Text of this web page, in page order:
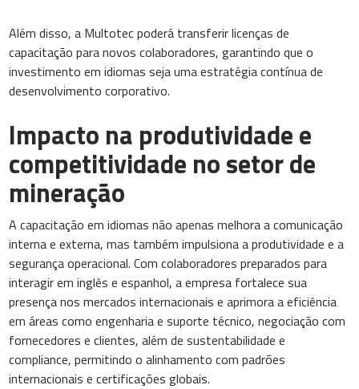
Além disso, a Multotec poderá transferir licenças de
capacitação para novos colaboradores, garantindo que o
investimento em idiomas seja uma estratégia contínua de
desenvolvimento corporativo.
Impacto na produtividade e
competitividade no setor de
mineração
A capacitação em idiomas não apenas melhora a comunicação
interna e externa, mas também impulsiona a produtividade e a
segurança operacional. Com colaboradores preparados para
interagir em inglês e espanhol, a empresa fortalece sua
presença nos mercados internacionais e aprimora a eficiência
em áreas como engenharia e suporte técnico, negociação com
fornecedores e clientes, além de sustentabilidade e
compliance, permitindo o alinhamento com padrões
internacionais e certificações globais.